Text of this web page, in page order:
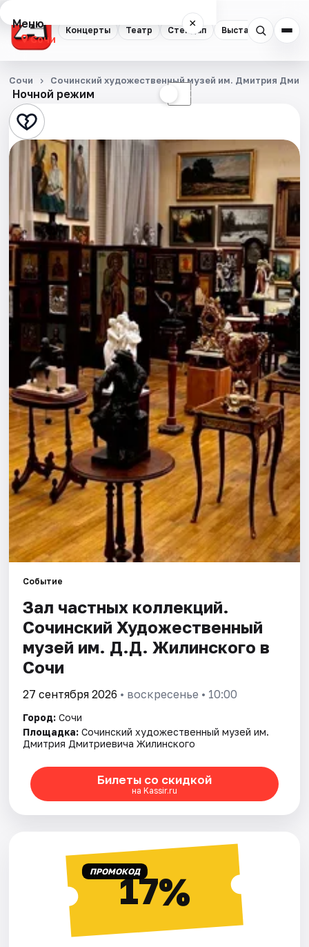
Концерты Театр Стендап Выставки
Меню ×
Сочи
Концерты
Театр
Стендап
Выставки
Квесты
Экскурсии
Спорт
События
Города
Площадки
Артисты
Рейтинги
Ночной режим ☾
Сочи Сочинский художественный музей им. Дмитрия
Событие
Зал частных коллекций.
Сочинский Художественный
музей им. Д.Д. Жилинского в
Сочи
27 сентября 2026 • воскресенье • 10:00
Город: Сочи
Площадка: Сочинский художественный музей им.
Дмитрия Дмитриевича Жилинского
Билеты со скидкой
на Kassir.ru
ПРОМОКОД17%